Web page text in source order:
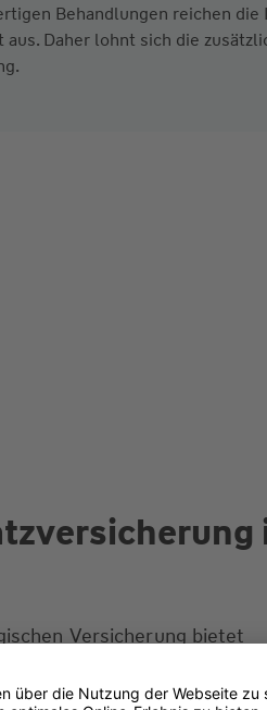
Behandlungen reichen
aus. Daher lohnt sich die
Versicherung bietet
Monatsbeitrag, der Ihren
Preise", da individuelle